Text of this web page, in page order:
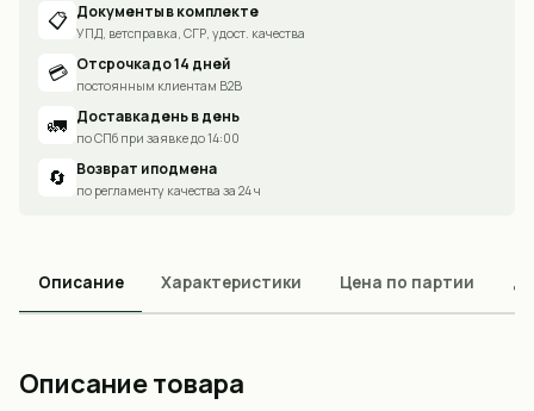
📋 Документы в комплекте
УПД, ветсправка, СГР, удост. качества
💳 Отсрочка до 14 дней
постоянным клиентам B2B
🚛 Доставка день в день
по СПб при заявке до 14:00
🔄 Возврат и подмена
по регламенту качества за 24 ч
Описание Характеристики Цена по партии
Описание товара